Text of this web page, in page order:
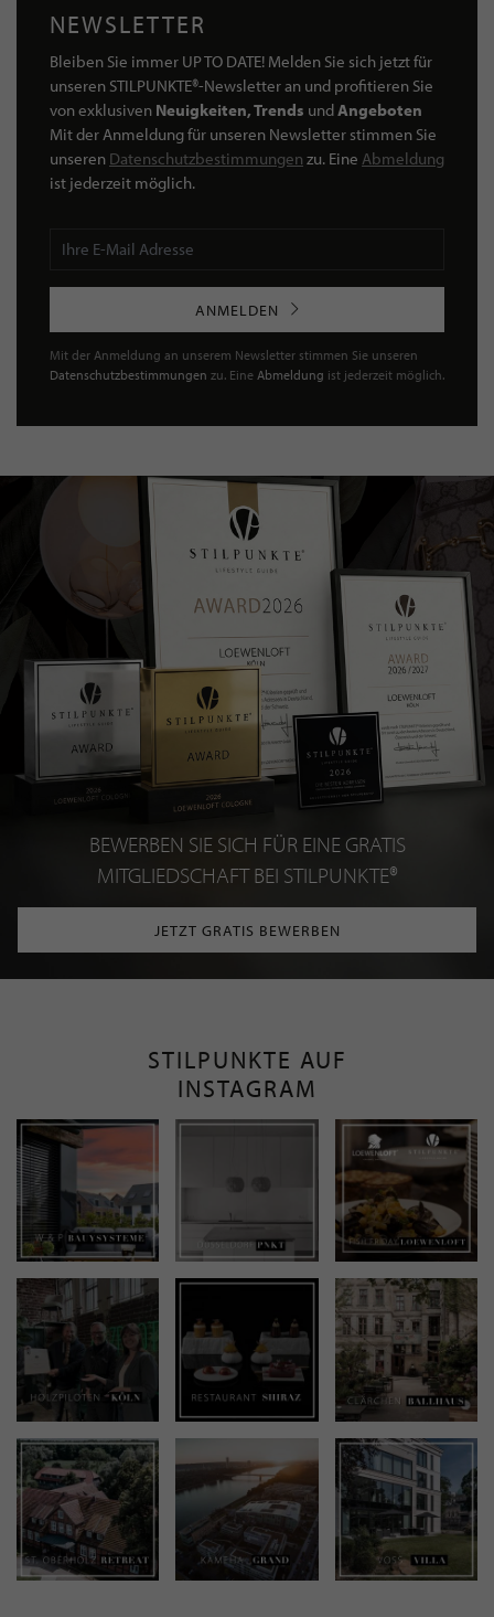
NEWSLETTER
Bleiben Sie immer UP TO DATE! Melden Sie sich jetzt für
unseren STILPUNKTE®-Newsletter an und profitieren Sie
von exklusiven Neuigkeiten, Trends undAngeboten
Mit der Anmeldung für unseren Newsletter stimmen Sie
unseren Datenschutzbestimmungen zu. Eine Abmeldung
ist jederzeit möglich.
ANMELDEN
Mit der Anmeldung an unserem Newsletter stimmen Sie unseren
Datenschutzbestimmungen zu. Eine Abmeldung ist jederzeit möglich.
BEWERBEN SIE SICH FÜR EINE GRATIS
MITGLIEDSCHAFT BEI STILPUNKTE®
JETZT GRATIS BEWERBEN
STILPUNKTE AUF
INSTAGRAM